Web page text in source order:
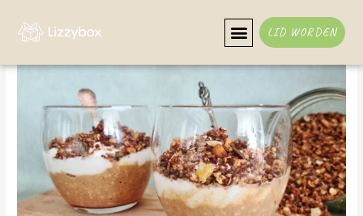
naar
inhoud
LID WORDEN